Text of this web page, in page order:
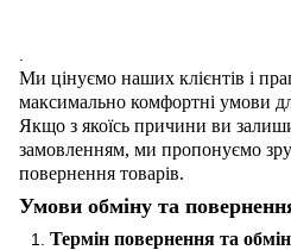
Ми цінуємо наших клієнтів і
максимально комфортні умови
Якщо з якоїсь причини ви
замовленням, ми пропонуємо
повернення товарів.
Умови обміну та
Термін повернення та